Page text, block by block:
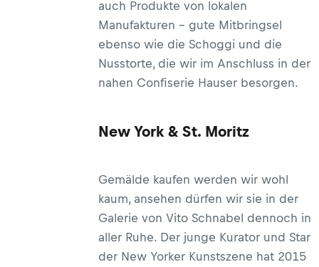
auch Produkte von lokalen
Manufakturen – gute Mitbringsel
ebenso wie die Schoggi und die
Nusstorte, die wir im Anschluss in der
nahen Confiserie Hauser besorgen.
New York & St. Moritz
Gemälde kaufen werden wir wohl
kaum, ansehen dürfen wir sie in der
Galerie von Vito Schnabel dennoch in
aller Ruhe. Der junge Kurator und Star
der New Yorker Kunstszene hat 2015